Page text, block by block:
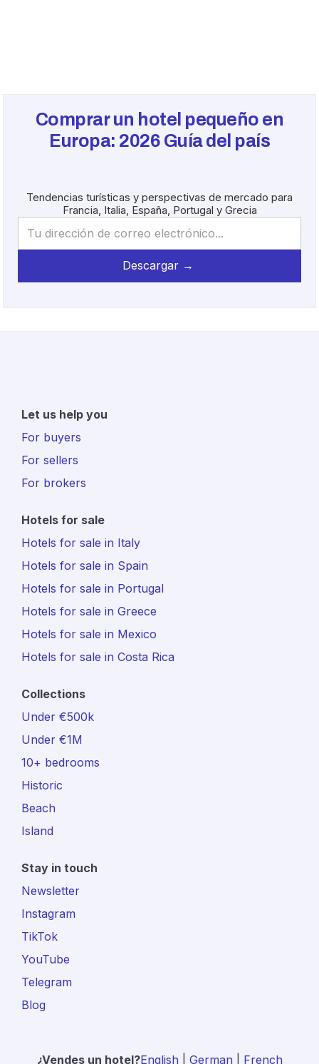
Comprar un hotel pequeño en
Europa: 2026 Guía del país
Tendencias turísticas y perspectivas de mercado para
Francia, Italia, España, Portugal y Grecia
Let us help you
For buyers
For sellers
For brokers
Hotels for sale
Hotels for sale in Italy
Hotels for sale in Spain
Hotels for sale in Portugal
Hotels for sale in Greece
Hotels for sale in Mexico
Hotels for sale in Costa Rica
Collections
Under €500k
Under €1M
10+ bedrooms
Historic
Beach
Island
Stay in touch
Newsletter
Instagram
TikTok
YouTube
Telegram
Blog
¿Vendes un hotel?English German French